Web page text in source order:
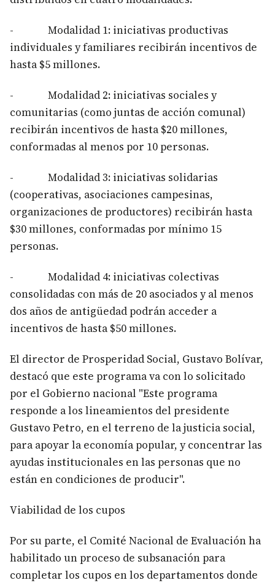
- Modalidad 1: iniciativas productivas
individuales y familiares recibirán incentivos de
hasta $5 millones.
- Modalidad 2: iniciativas sociales y
comunitarias (como juntas de acción comunal)
recibirán incentivos de hasta $20 millones,
conformadas al menos por 10 personas.
- Modalidad 3: iniciativas solidarias
(cooperativas, asociaciones campesinas,
organizaciones de productores) recibirán hasta
$30 millones, conformadas por mínimo 15
personas.
- Modalidad 4: iniciativas colectivas
consolidadas con más de 20 asociados y al menos
dos años de antigüedad podrán acceder a
incentivos de hasta $50 millones.
El director de Prosperidad Social, Gustavo Bolívar,
destacó que este programa va con lo solicitado
por el Gobierno nacional "Este programa
responde a los lineamientos del presidente
Gustavo Petro, en el terreno de la justicia social,
para apoyar la economía popular, y concentrar las
ayudas institucionales en las personas que no
están en condiciones de producir".
Viabilidad de los cupos
Por su parte, el Comité Nacional de Evaluación ha
habilitado un proceso de subsanación para
completar los cupos en los departamentos donde